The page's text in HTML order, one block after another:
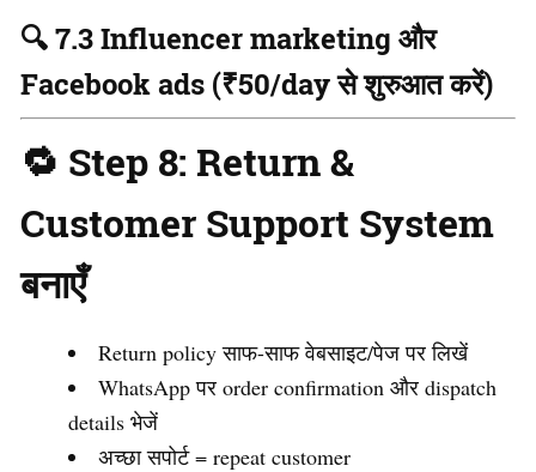
🔍 7.3 Influencer marketing और
Facebook ads (₹50/day से शुरुआत करें)
🔁 Step 8: Return &
Customer Support System
बनाएँ
Return policy साफ-साफ वेबसाइट/पेज पर लिखें
WhatsApp पर order confirmation और dispatch
details भेजें
अच्छा सपोर्ट = repeat customer